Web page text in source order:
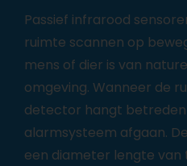
Passief infrarood
ruimte scannen op
mens of dier is van
omgeving. Wanneer de
detector hangt
alarmsysteem afgaan.
een diameter lengte van